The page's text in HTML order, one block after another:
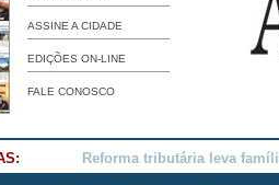
ASSINE A CIDADE
EDIÇÕES ON-LINE
FALE CONOSCO
Falece Elena Menoia Cesarin